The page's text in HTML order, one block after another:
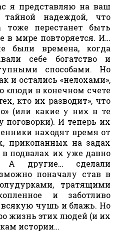
я представляю на ваш
надеждой, что
тоже перестанет быть
в мире повторяется. И…
были времена, когда
себе богатство и
способами. Но
и остались «нелохами»,
«люди в конечном счете
кто их разводит», что
(или какие у них в те
поговорки). И теперь их
находят время от
прикопанных на задах
подвалах их уже давно
А другие… сделали
поначалу став в
тратящими
и заботливо
чушь и блажь. Но
жизнь этих людей (и их
истории…